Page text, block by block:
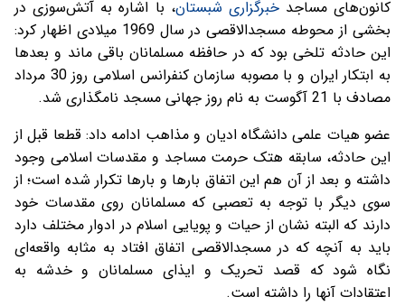
کانون‌های مساجدخبرگزاری شبستان، با اشاره به آتش‌سوزی در
بخشی از محوطه مسجدالاقصی در سال 1969 میلادی اظهار کرد:
این حادثه تلخی بود که در حافظه مسلمانان باقی ماند و بعدها
به ابتکار ایران و با مصوبه سازمان کنفرانس اسلامی روز 30 مرداد
مصادف با 21 آگوست به نام روز جهانی مسجد نامگذاری شد.
عضو هیات علمی دانشگاه ادیان و مذاهب ادامه داد: قطعا قبل از
این حادثه، سابقه هتک حرمت مساجد و مقدسات اسلامی وجود
داشته و بعد از آن هم این اتفاق بارها و بارها تکرار شده است؛ از
سوی دیگر با توجه به تعصبی که مسلمانان روی مقدسات خود
دارند که البته نشان از حیات و پویایی اسلام در ادوار مختلف دارد
باید به آنچه که در مسجدالاقصی اتفاق افتاد به مثابه واقعه‌ای
نگاه شود که قصد تحریک و ایذای مسلمانان و خدشه به
اعتقادات آنها را داشته است.